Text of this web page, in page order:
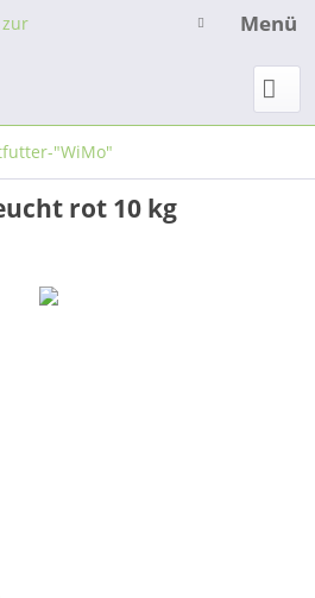
Menü
"WiMo"
rot 10 kg